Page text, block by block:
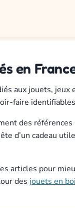
en
aux jouets,
faire
des
d’un cadeau
articles pour
des jouets en